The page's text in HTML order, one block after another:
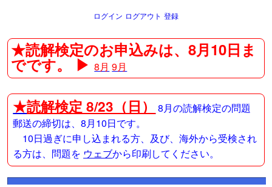
ログイン ログアウト 登録
★読解検定のお申込みは、8月10日ま
でです。 ▶8月 9月
★読解検定 8/23（日）
8月の読解検定の問題
郵送の締切は、8月10日です。
10日過ぎに申し込まれる方、及び、海外から受検され
る方は、問題を ウェブから印刷してください。